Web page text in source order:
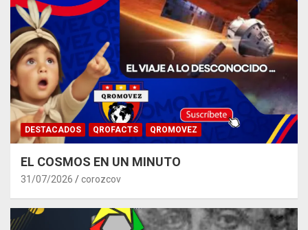
DESTACADOS QROFACTS QROMOVEZ
EL COSMOS EN UN MINUTO
31/07/2026 corozcov